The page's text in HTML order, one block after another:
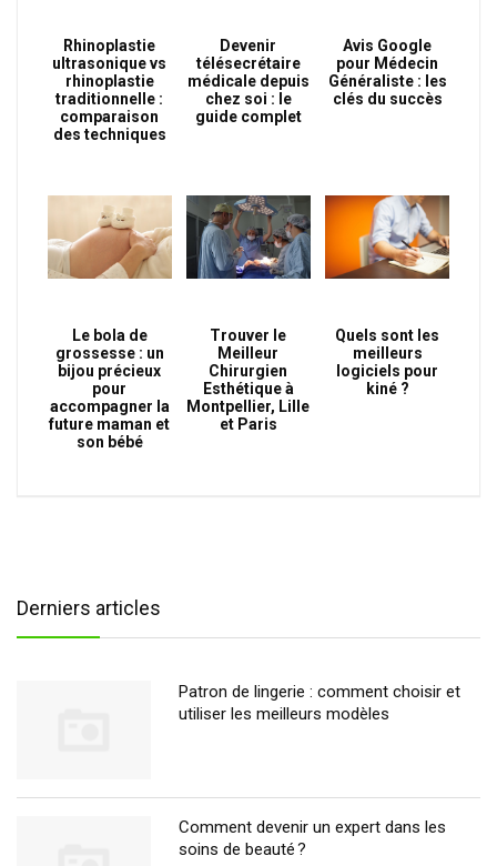
Rhinoplastie
ultrasonique vs
rhinoplastie
traditionnelle :
comparaison
des techniques
Devenir
télésecrétaire
médicale depuis
chez soi : le
guide complet
Avis Google
pour Médecin
Généraliste : les
clés du succès
Le bola de
grossesse : un
bijou précieux
pour
accompagner la
future maman et
son bébé
Trouver le
Meilleur
Chirurgien
Esthétique à
Montpellier, Lille
et Paris
Quels sont les
meilleurs
logiciels pour
kiné ?
Derniers articles
Patron de lingerie : comment choisir et
utiliser les meilleurs modèles
Comment devenir un expert dans les
soins de beauté ?